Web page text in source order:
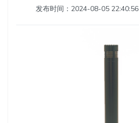
发布时间：2024-08-05 22:40:56